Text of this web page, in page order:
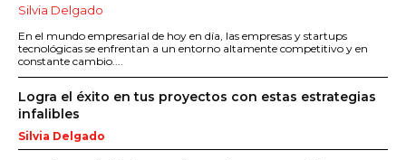
Silvia Delgado
En el mundo empresarial de hoy en día, las empresas y startups
tecnológicas se enfrentan a un entorno altamente competitivo y en
constante cambio....
Logra el éxito en tus proyectos con estas estrategias
infalibles
Silvia Delgado